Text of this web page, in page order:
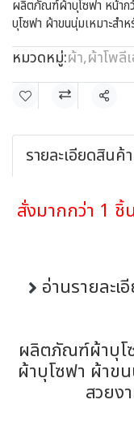
ผลิตภัณฑ์ผ้าบุโซฟา หน้าก
บุโซฟา ผ้าขนนุ่มเหมาะสำ
หมวดหมู่:ผ้า,ผ้าโพลี
แชร์
รายละเอียดสินค้า
สั่งมากกว่า 1 ชิ้
อ่านรายละ
ผลิตภัณฑ์ผ้าบุโ
ผ้าบุโซฟา ผ้าข
สวยง